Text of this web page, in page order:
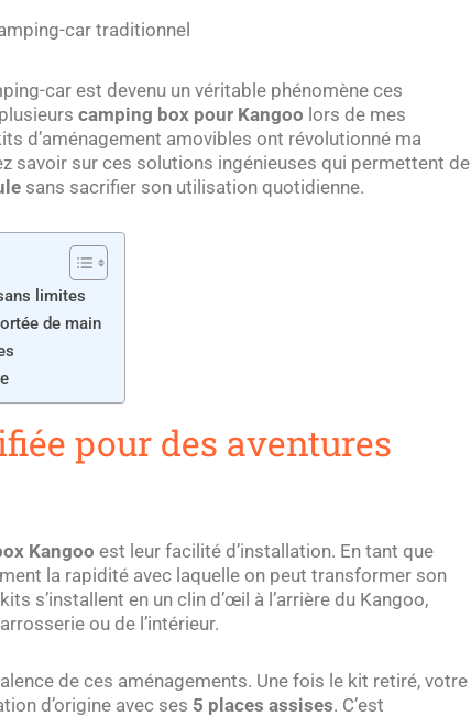
car traditionnel
car est devenu un véritable phénomène ces
camping box pour Kangoo lors de mes
d’aménagement amovibles ont révolutionné ma
savoir sur ces solutions ingénieuses qui permettent de
sans sacrifier son utilisation quotidienne.
limites
de main
pour des aventures
Kangoo est leur facilité d’installation. En tant que
la rapidité avec laquelle on peut transformer son
s’installent en un clin d’œil à l’arrière du Kangoo,
ou de l’intérieur.
de ces aménagements. Une fois le kit retiré, votre
d’origine avec ses 5 places assises. C’est